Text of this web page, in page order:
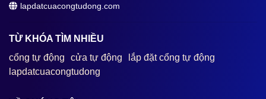
lapdatcuacongtudong.com
TỪ KHÓA TÌM NHIỀU
cổng tự động
cửa tự động
lắp đặt cổng tự động
lapdatcuacongtudong